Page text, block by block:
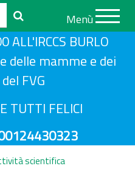
ALL'IRCCS BURLO
delle mamme e dei
FVG
TUTTI FELICI
Menù
scientifica